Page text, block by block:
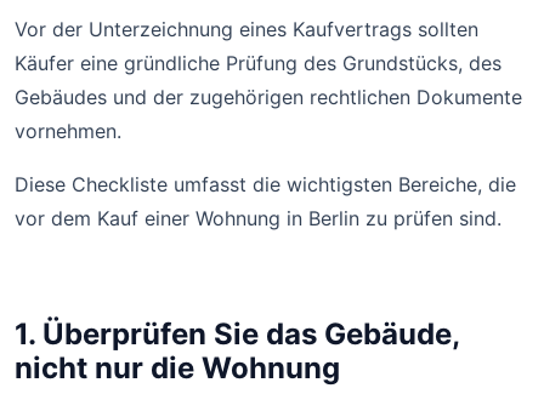
Vor der Unterzeichnung eines Kaufvertrags sollten
Käufer eine gründliche Prüfung des Grundstücks, des
Gebäudes und der zugehörigen rechtlichen Dokumente
vornehmen.
Diese Checkliste umfasst die wichtigsten Bereiche, die
vor dem Kauf einer Wohnung in Berlin zu prüfen sind.
1. Überprüfen Sie das Gebäude,
nicht nur die Wohnung